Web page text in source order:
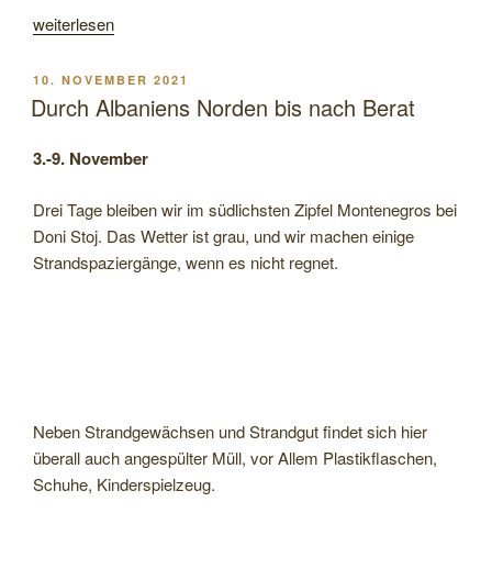
„Von
Osum-
Schlucht
Gjirokastra
Blue
Eye“
weiterlesen
VERÖFFENTLICHT
AM
10. NOVEMBER 2021
Durch Albaniens Norden bis nach Berat
3.-9. November
Drei Tage bleiben wir im südlichsten Zipfel Montenegros bei
Doni Stoj. Das Wetter ist grau, und wir machen einige
Strandspaziergänge, wenn es nicht regnet.
Neben Strandgewächsen und Strandgut findet sich hier
überall auch angespülter Müll, vor Allem Plastikflaschen,
Schuhe, Kinderspielzeug.